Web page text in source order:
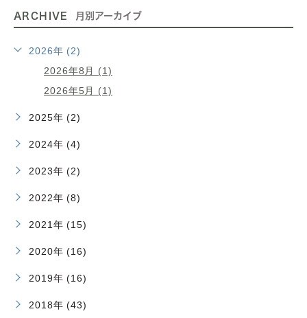
ARCHIVE 月別アーカイブ
2026年 (2)
2026年8月 (1)
2026年5月 (1)
2025年 (2)
2024年 (4)
2023年 (2)
2022年 (8)
2021年 (15)
2020年 (16)
2019年 (16)
2018年 (43)